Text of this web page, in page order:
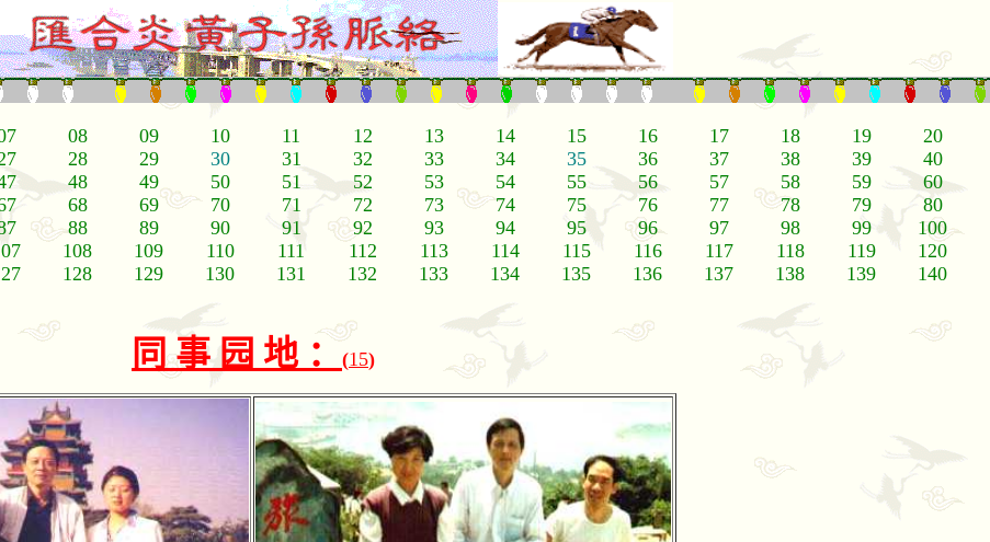
08 09 10 11 12 13 14 15 16 17 18 19
20
28 29 30 31 32 33 34 35 36 37 38 39
40
48 49 50 51 52 53 54 55 56 57 58 59
60
68 69 70 71 72 73 74 75 76 77 78 79
80
88 89 90 91 92 93 94 95 96 97 98 99
100
108 109 110 111 112 113 114 115 116 117 118 119
120
128 129 130 131 132 133 134 135 136 137 138 139 140
同 事 园 地 ：(15)